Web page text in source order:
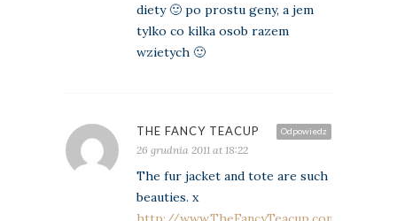
diety 🙂 po prostu geny, a jem
tylko co kilka osob razem
wzietych 🙂
Odpowiedz
THE FANCY TEACUP
26 grudnia 2011 at 18:22
The fur jacket and tote are such
beauties. x